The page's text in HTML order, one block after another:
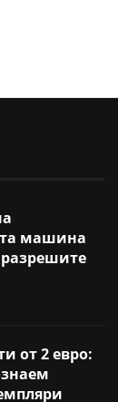
машина
от 2 евро: